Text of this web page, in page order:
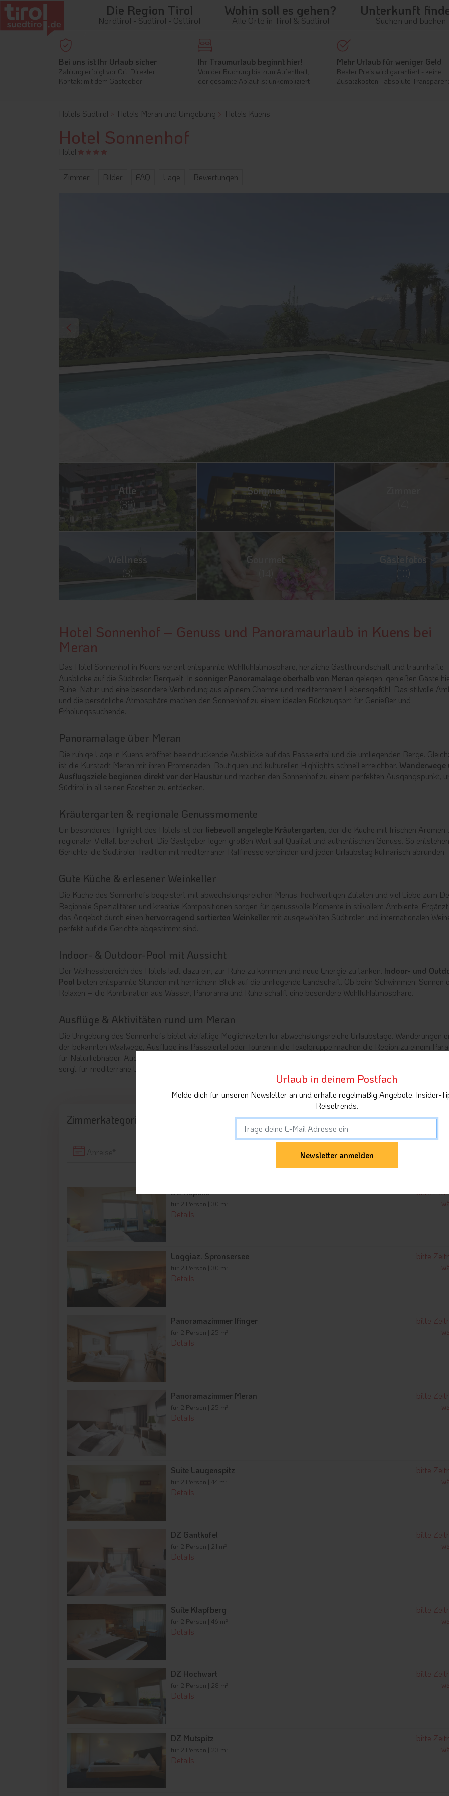
Die Region Tirol
Nordtirol - Südtirol - Osttirol
Wohin soll es gehen?
Alle Orte in Tirol & Südtirol
Unterkunft
Suchen und buchen
Bei uns ist Ihr Urlaub sicher
Zahlung erfolgt vor Ort. Direkter
Kontakt mit dem Gastgeber
Ihr Traumurlaub beginnt hier!
Von der Buchung bis zum Aufenthalt,
der gesamte Ablauf ist unkompliziert
Mehr Urlaub für weniger Geld
Bester Preis wird garantiert - keine
Zusatzkosten - absolute
Hotels Südtirol Hotels Meran und Umgebung Hotels Kuens
Hotel Sonnenhof
Hotel
Zimmer Bilder FAQ Lage Bewertungen
Alle
(39)
Sommer
(7)
Wellness
(3)
Gourmet
Gästefotos
(10)
Hotel Sonnenhof – Genuss und Panoramaurlaub in Kuens bei
Meran
Das Hotel Sonnenhof in Kuens vereint entspannte Wohlfühlatmosphäre, herzliche Gastfreundschaft und traumhafte
Ausblicke auf die Südtiroler Bergwelt. In sonniger Panoramalage oberhalb von Meran gelegen, genießen Gäste
Ruhe, Natur und eine besondere Verbindung aus alpinem Charme und mediterranem Lebensgefühl. Das stilvolle
und die persönliche Atmosphäre machen den Sonnenhof zu einem idealen Rückzugsort für Genießer und
Erholungssuchende.
Panoramalage über Meran
Die ruhige Lage in Kuens eröffnet beeindruckende Ausblicke auf das Passeiertal und die umliegenden Berge.
ist die Kurstadt Meran mit ihren Promenaden, Boutiquen und kulturellen Highlights schnell erreichbar. Wanderwege
Ausflugsziele beginnen direkt vor der Haustür und machen den Sonnenhof zu einem perfekten Ausgangspunkt,
Südtirol in all seinen Facetten zu entdecken.
Kräutergarten & regionale Genussmomente
Ein besonderes Highlight des Hotels ist der liebevoll angelegte Kräutergarten, der die Küche mit frischen Aromen
regionaler Vielfalt bereichert. Die Gastgeber legen großen Wert auf Qualität und authentischen Genuss. So entstehen
Gerichte, die Südtiroler Tradition mit mediterraner Raffinesse verbinden und jeden Urlaubstag kulinarisch abrunden.
Gute Küche & erlesener Weinkeller
Die Küche des Sonnenhofs begeistert mit abwechslungsreichen Menüs, hochwertigen Zutaten und viel Liebe zum
Regionale Spezialitäten und kreative Kompositionen sorgen für genussvolle Momente in stilvollem Ambiente.
das Angebot durch einen hervorragend sortierten Weinkeller mit ausgewählten Südtiroler und internationalen
perfekt auf die Gerichte abgestimmt sind.
Indoor- & Outdoor-Pool mit Aussicht
Der Wellnessbereich des Hotels lädt dazu ein, zur Ruhe zu kommen und neue Energie zu tanken. Indoor- und
Pool bieten entspannte Stunden mit herrlichem Blick auf die umliegende Landschaft. Ob beim Schwimmen, Sonnen
Relaxen – die Kombination aus Wasser, Panorama und Ruhe schafft eine besondere Wohlfühlatmosphäre.
Ausflüge & Aktivitäten rund um Meran
Die Umgebung des Sonnenhofs bietet vielfältige Möglichkeiten für abwechslungsreiche Urlaubstage. Wanderungen
der bekannten Waalwege, Ausflüge ins Passeiertal oder Touren in die Texelgruppe machen die Region zu einem
für Naturliebhaber. Auch Meran mit seinen Gärten, Thermen und kulturellen Sehenswürdigkeiten ist schnell erreichbar
sorgt für mediterrane Urlaubsmomente zwischen Bergen und Palmen.
Zimmerkategorie
Abreise
DZ Kapelle
für 2 Person | 30 m²
Details
bitte
Loggiaz. Spronsersee
für 2 Person | 30 m²
Details
bitte
Panoramazimmer Ifinger
für 2 Person | 25 m²
Details
bitte
Panoramazimmer Meran
für 2 Person | 25 m²
Details
bitte
Suite Laugenspitz
für 2 Person | 44 m²
Details
bitte
DZ Gantkofel
für 2 Person | 21 m²
Details
bitte
Suite Klapfberg
für 2 Person | 46 m²
Details
bitte
DZ Hochwart
für 2 Person | 28 m²
Details
bitte
DZ Mutspitz
für 2 Person | 23 m²
Details
bitte
Urlaub in deinem Postfach
Melde dich für unseren Newsletter an und erhalte regelmäßig Angebote, Insider-
Reisetrends.